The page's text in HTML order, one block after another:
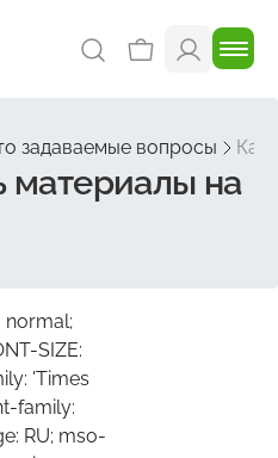
задаваемые вопросы Как
материалы на
normal;
SIZE:
'Times
family:
RU; mso-